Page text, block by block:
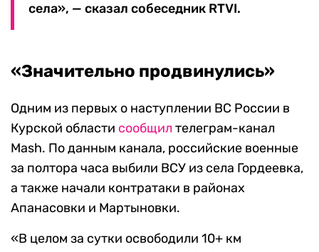
села», — сказал собеседник RTVI.
«Значительно продвинулись»
Одним из первых о наступлении ВС России в
Курской области сообщил телеграм-канал
Mash. По данным канала, российские военные
за полтора часа выбили ВСУ из села Гордеевка,
а также начали контратаки в районах
Апанасовки и Мартыновки.
«В целом за сутки освободили 10+ км